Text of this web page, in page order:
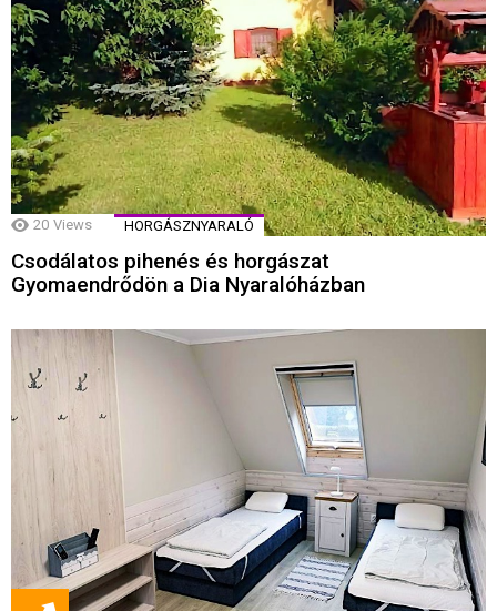
20 Views HORGÁSZNYARALÓ
Csodálatos pihenés és horgászat
Gyomaendrődön a Dia Nyaralóházban